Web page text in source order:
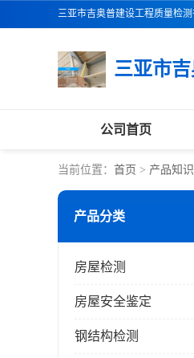
公司首页
当前位置： 首页 > 产品知识
产品分类
房屋检测
房屋安全鉴定
钢结构检测